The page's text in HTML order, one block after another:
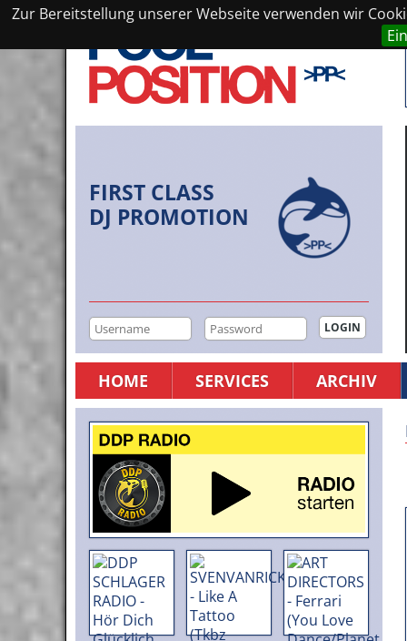
Zur Bereitstellung unserer Webseite verwenden wir
FIRST CLASS
DJ PROMOTION
HOME SERVICES ARCHIV